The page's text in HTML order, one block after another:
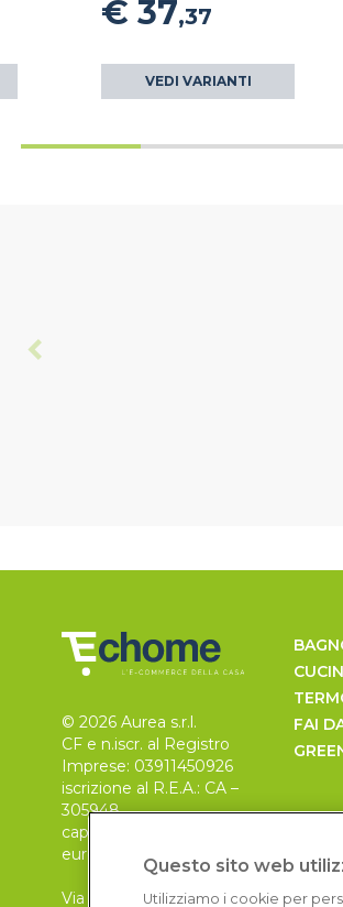
€ 37,37
VEDI VARIANTI
© 2026 Aurea s.r.l.
CF e n.iscr. al Registro
Imprese: 03911450926
iscrizione al R.E.A.: CA –
305948
capitale sociale 30.000
euro, i.v.
Via Pietro Leo n. 6
FAI
Questo sito web
Utilizziamo i cookie per